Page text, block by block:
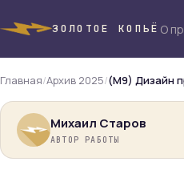
ЗОЛОТОЕ КОПЬЁ О
Главная/Архив 2025/(М9) Дизайн
Михаил Старов
АВТОР РАБОТЫ